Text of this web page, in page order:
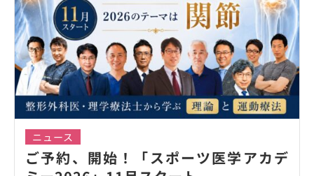
ニュース
ご予約、開始！「スポーツ医学アカデ